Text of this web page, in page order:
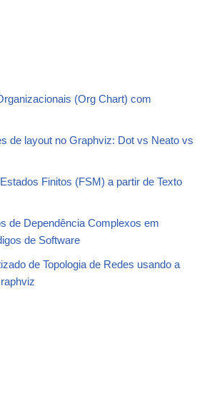
(Org Chart) com
de layout no Graphviz: Dot vs Neato vs
Finitos (FSM) a partir de Texto
de Dependência Complexos em
de Software
de Topologia de Redes usando a